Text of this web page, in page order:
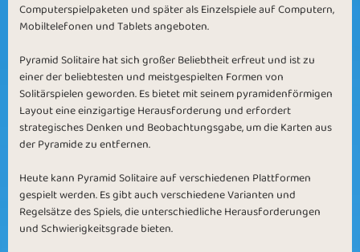
Computerspielpaketen und später als Einzelspiele auf Computern,
Mobiltelefonen und Tablets angeboten.
Pyramid Solitaire hat sich großer Beliebtheit erfreut und ist zu
einer der beliebtesten und meistgespielten Formen von
Solitärspielen geworden. Es bietet mit seinem pyramidenförmigen
Layout eine einzigartige Herausforderung und erfordert
strategisches Denken und Beobachtungsgabe, um die Karten aus
der Pyramide zu entfernen.
Heute kann Pyramid Solitaire auf verschiedenen Plattformen
gespielt werden. Es gibt auch verschiedene Varianten und
Regelsätze des Spiels, die unterschiedliche Herausforderungen
und Schwierigkeitsgrade bieten.